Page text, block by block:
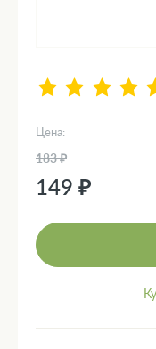
Цена:
183 ₽
149 ₽